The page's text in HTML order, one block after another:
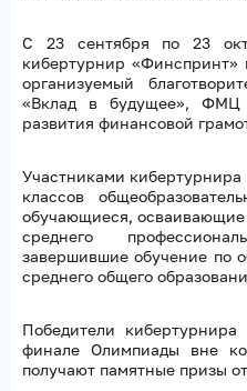
С 23 сентября по 23
кибертурнир «Финспринт»
организуемый
«Вклад в будущее»,
развития финансовой
Участниками
классов
обучающиеся, осваивающие
среднего
завершившие обучение по
среднего общего
Победители
финале Олимпиады вне
получают памятные призы